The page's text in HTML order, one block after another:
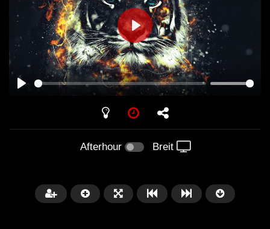
PLAY
Afterhour Breit